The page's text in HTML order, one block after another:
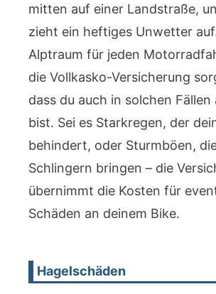
mitten auf einer Landstraße,
zieht ein heftiges Unwetter
Alptraum für jeden
die Vollkasko-Versicherung
dass du auch in solchen
bist. Sei es Starkregen, der
behindert, oder Sturmböen,
Schlingern bringen – die
übernimmt die Kosten für
Schäden an deinem Bike.
Hagelschäden